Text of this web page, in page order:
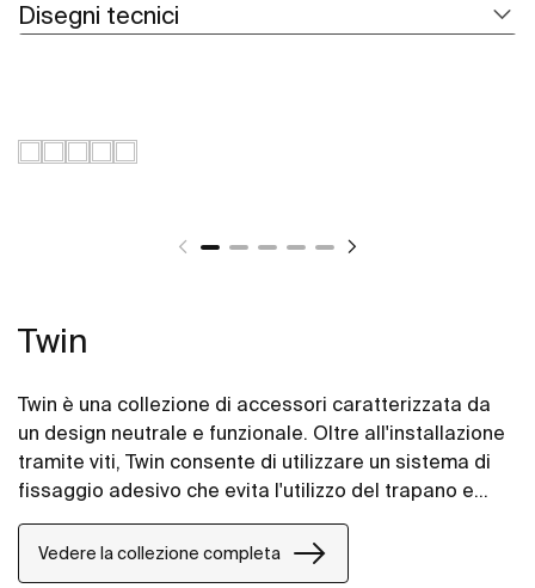
Disegni tecnici
Twin
Twin è una collezione di accessori caratterizzata da
un design neutrale e funzionale. Oltre all'installazione
tramite viti, Twin consente di utilizzare un sistema di
fissaggio adesivo che evita l'utilizzo del trapano e
garantisce un'alta resistenza (fino a 5kg di carico
statico).
Vedere la collezione completa